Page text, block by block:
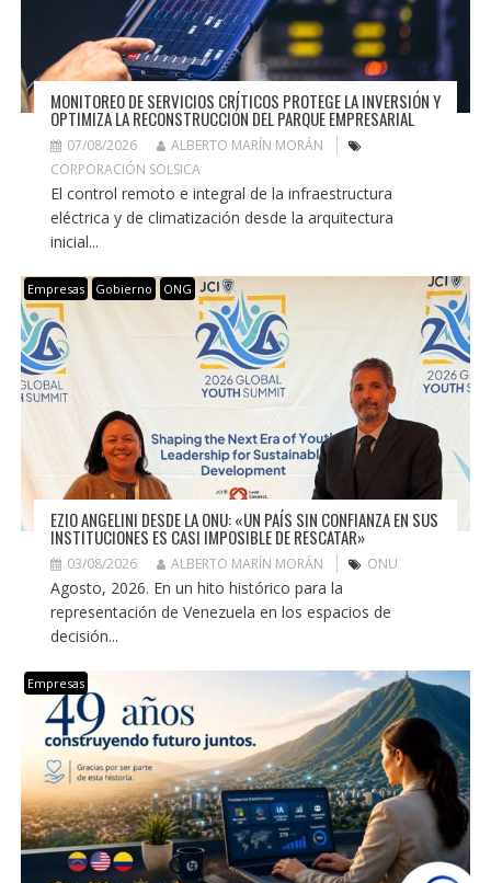
MONITOREO DE SERVICIOS CRÍTICOS PROTEGE LA INVERSIÓN Y
OPTIMIZA LA RECONSTRUCCIÓN DEL PARQUE EMPRESARIAL
07/08/2026
ALBERTO MARÍN MORÁN
CORPORACIÓN SOLSICA
El control remoto e integral de la infraestructura
eléctrica y de climatización desde la arquitectura
inicial...
Empresas Gobierno ONG
EZIO ANGELINI DESDE LA ONU: «UN PAÍS SIN CONFIANZA EN SUS
INSTITUCIONES ES CASI IMPOSIBLE DE RESCATAR»
03/08/2026 ALBERTO MARÍN MORÁN ONU
Agosto, 2026. En un hito histórico para la
representación de Venezuela en los espacios de
decisión...
Empresas